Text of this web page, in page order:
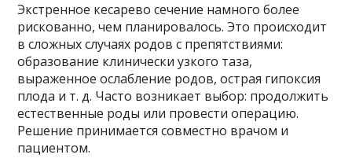
Экстренное кесарево сечение намного более
рискованно, чем планировалось. Это происходит
в сложных случаях родов с препятствиями:
образование клинически узкого таза,
выраженное ослабление родов, острая гипоксия
плода и т. д. Часто возникает выбор: продолжить
естественные роды или провести операцию.
Решение принимается совместно врачом и
пациентом.